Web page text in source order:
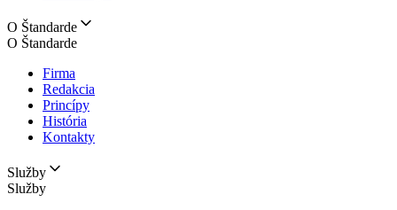
O Štandarde
O Štandarde
Firma
Redakcia
Princípy
História
Kontakty
Služby
Služby